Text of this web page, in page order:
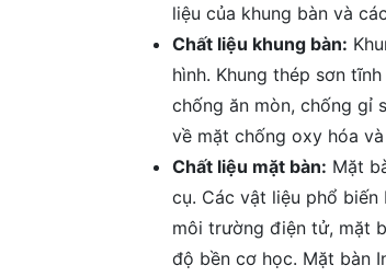
liệu của khung bàn và
Chất liệu khung bàn:
hình. Khung thép sơn
chống ăn mòn, chống gỉ
về mặt chống oxy hóa
Chất liệu mặt bàn: Mặt
cụ. Các vật liệu phổ biến
môi trường điện tử, mặt
độ bền cơ học. Mặt bàn